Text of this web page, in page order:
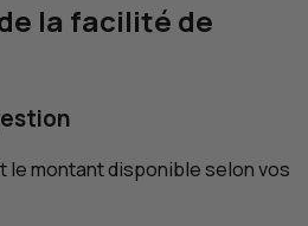
la facilité de
le montant disponible selon vos